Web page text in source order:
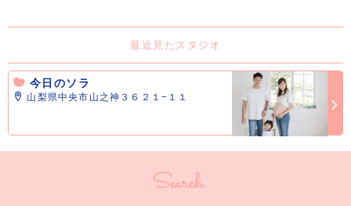
最近見たスタジオ
今日のソラ
山梨県中央市山之神３６２１−１１